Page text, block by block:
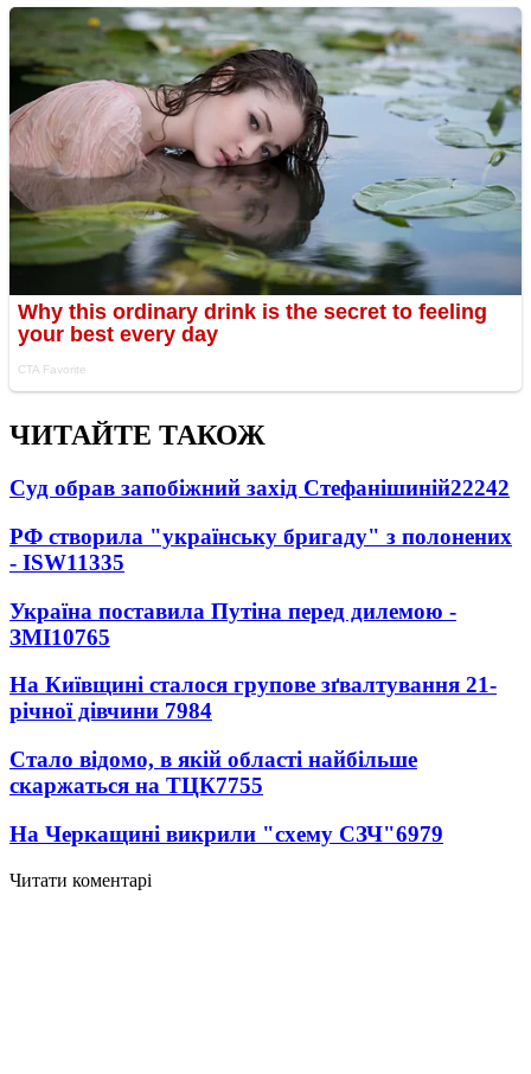
ЧИТАЙТЕ ТАКОЖ
Суд обрав запобіжний захід Стефанішиній22242
РФ створила "українську бригаду" з полонених
- ISW11335
Україна поставила Путіна перед дилемою -
ЗМІ10765
На Київщині сталося групове зґвалтування 21-
річної дівчини 7984
Стало відомо, в якій області найбільше
скаржаться на ТЦК7755
На Черкащині викрили "схему СЗЧ"6979
Читати коментарі